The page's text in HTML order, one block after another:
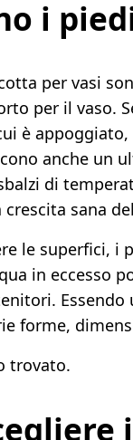
i
per vasi
per il vaso.
è
anche un
di
sana
le superfici, i
in eccesso
forme,
trovato.